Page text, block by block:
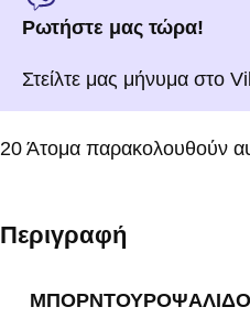
Ρωτήστε μας τώρα!
Στείλτε μας μήνυμα στο
20 Άτομα παρακολουθούν
Περιγραφή
ΜΠΟΡΝΤΟΥΡΟΨΑΛΙΔΟ